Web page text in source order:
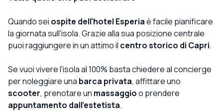
Quando sei ospite dell'hotel Esperiaè facile pianificare
la giornata sull'isola. Grazie alla sua posizione centrale
puoi raggiungere in un attimo il centro storico di Capri.
Se vuoi vivere l'isola al 100% basta chiedere al concierge
per noleggiare una barca privata, affittare uno
scooter, prenotare un massaggioo prendere
appuntamento dall'estetista.